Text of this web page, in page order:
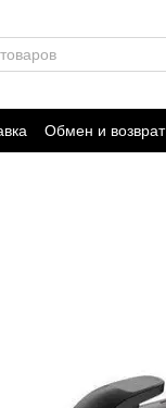
Обмен и возврат